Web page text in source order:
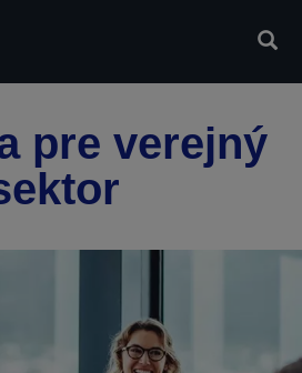
pre verejný